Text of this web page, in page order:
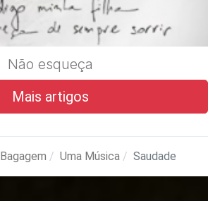
Não esqueça
Mais artigos
Bagagem Uma Música Saudade